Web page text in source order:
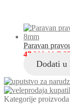
količina
Paravan
47,399.00
Dodati u
Kategorije proizvoda